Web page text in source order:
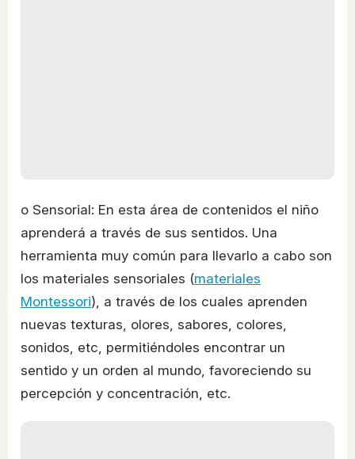
o Sensorial: En esta área de contenidos el niño
aprenderá a través de sus sentidos. Una
herramienta muy común para llevarlo a cabo son
los materiales sensoriales (materiales
Montessori), a través de los cuales aprenden
nuevas texturas, olores, sabores, colores,
sonidos, etc, permitiéndoles encontrar un
sentido y un orden al mundo, favoreciendo su
percepción y concentración, etc.